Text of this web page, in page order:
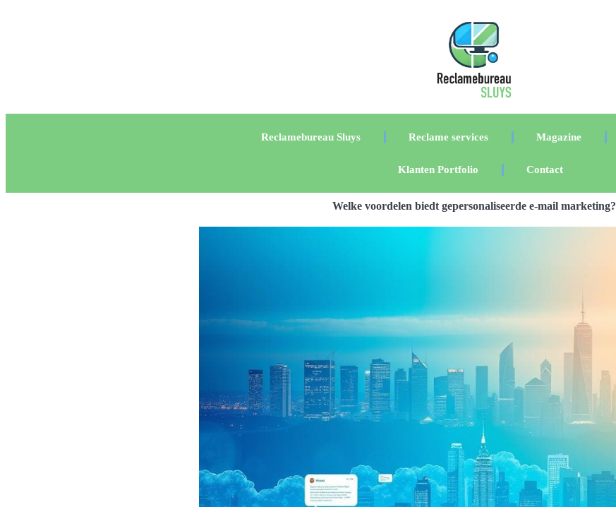
Reclamebureau Sluys Reclame services Magazine
Klanten Portfolio Contact
Welke voordelen biedt gepersonaliseerde e-mail marketing?